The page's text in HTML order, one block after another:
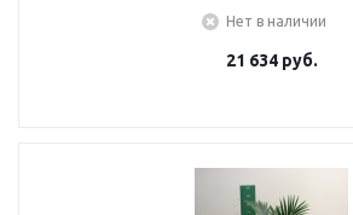
Нет в наличии
21 634руб.